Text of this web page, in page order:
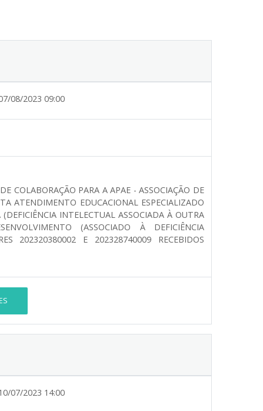
08/2023 09:00
COLABORAÇÃO PARA A APAE - ASSOCIAÇÃO DE
ATENDIMENTO EDUCACIONAL ESPECIALIZADO
INTELECTUAL ASSOCIADA À OUTRA
(ASSOCIADO À DEFICIÊNCIA
202320380002 E 202328740009 RECEBIDOS
07/2023 14:00